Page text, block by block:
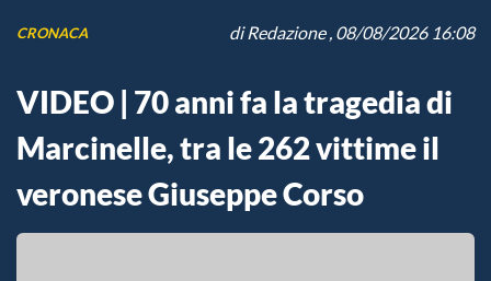
CRONACA diRedazione, 08/08/2026 16:08
VIDEO | 70 anni fa la tragedia di
Marcinelle, tra le 262 vittime il
veronese Giuseppe Corso